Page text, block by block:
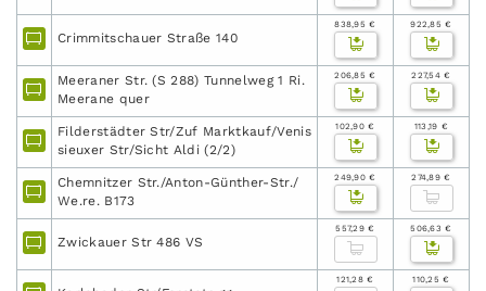
Crimmitschauer Straße 140
838,95 € 922,85 €
Meeraner Str. (S 288) Tunnelweg 1 Ri.
Meerane quer
206,85 € 227,54 €
Filderstädter Str/Zuf Marktkauf/Venis
sieuxer Str/Sicht Aldi (2/2)
102,90 € 113,19 €
Chemnitzer Str./Anton-Günther-Str./
We.re. B173
249,90 € 274,89 €
Zwickauer Str 486 VS
557,29 € 506,63 €
121,28 € 110,25 €